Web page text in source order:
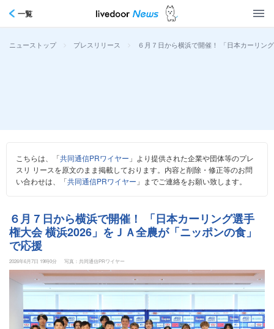
一覧
ニューストップ > プレスリリース > ６月７日から横浜で開催！ 「日本カーリン
こちらは、「共同通信PRワイヤー 」より提供された企業や団体等のプレ
スリ リースを原文のまま掲載しております。内容と削除・修正等のお問
い合わせは、「共同通信PRワイヤー 」までご連絡をお願い致します。
６月７日から横浜で開催！ 「日本カーリング選手
権大会 横浜2026」をＪＡ全農が「ニッポンの食」
で応援
2026年6月7日 19時0分 写真：共同通信PRワイヤー